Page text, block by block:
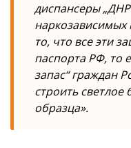
диспансеры
то, что все эти
паспорта РФ, то
запас“ граждан
строить светлое
образца».